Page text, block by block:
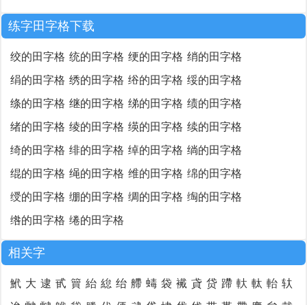
练字田字格下载
绞的田字格 统的田字格 绠的田字格 绡的田字格
绢的田字格 绣的田字格 绤的田字格 绥的田字格
绦的田字格 继的田字格 绨的田字格 绩的田字格
绪的田字格 绫的田字格 绬的田字格 续的田字格
绮的田字格 绯的田字格 绰的田字格 绱的田字格
绲的田字格 绳的田字格 维的田字格 绵的田字格
绶的田字格 绷的田字格 绸的田字格 绹的田字格
绺的田字格 绻的田字格
相关字
鮘 大 逮 甙 簤 紿 緿 绐 艜 蝳 袋 襶 貣 贷 蹛 軑 軚 軩 轪